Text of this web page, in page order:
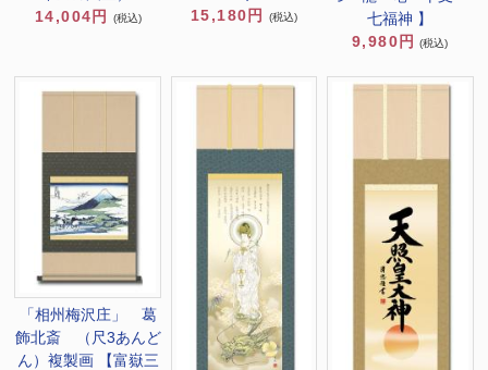
14,004円
(税込)
15,180円
(税込)
七福神 】
9,980円
(税込)
「相州梅沢庄」 葛
飾北斎 （尺3あんど
ん）複製画 【富嶽三